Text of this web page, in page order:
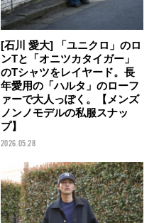
[石川 愛大] 「ユニクロ」のロ
ンTと「オニツカタイガー」
のTシャツをレイヤード。長
年愛用の「ハルタ」のローフ
ァーで大人っぽく。【メンズ
ノンノモデルの私服スナッ
プ】
2026.05.28